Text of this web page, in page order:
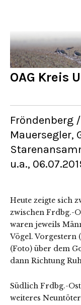
OAG Kreis
Fröndenberg
Mauersegler,
u.a.,
Heute zeigte sich
zwischen Frdbg.-
waren jeweils
Vögel. Vorgestern
(Foto) über dem
dann Richtung
Südlich Frdbg.-
weiteres